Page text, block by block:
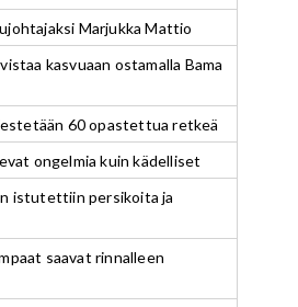
Marjukka Mattio
kasvuaan ostamalla Bama
60 opastettua retkeä
ongelmia kuin kädelliset
istutettiin persikoita ja
saavat rinnalleen